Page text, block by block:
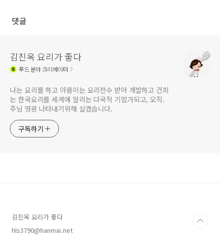
리가좋다
댓글
김진옥 요리가 좋다
푸드분야 크리에이터
나는 요리를 하고 아름이는 요리전수 받아 개발하고 건희
는 한국요리를 세계에 알리는 다국적 기업가되고, 오직.
주님 영광 나타내기위해 살겠습니다.
구독하기
김진옥 요리가 좋다
hls3790@hanmai.net